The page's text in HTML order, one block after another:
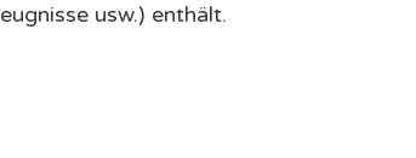
usw.) enthält.